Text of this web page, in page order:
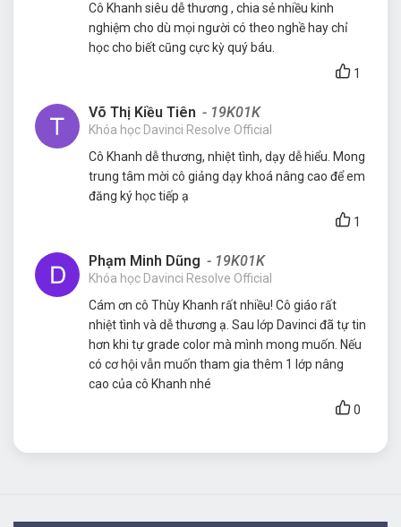
Cô Khanh siêu dễ thương , chia sẻ nhiều kinh
nghiệm cho dù mọi người có theo nghề hay chỉ
học cho biết cũng cực kỳ quý báu.
1
Võ Thị Kiều Tiên - 19K01K
Khóa học Davinci Resolve Official
Cô Khanh dễ thương, nhiệt tình, dạy dễ hiểu. Mong
trung tâm mời cô giảng dạy khoá nâng cao để em
đăng ký học tiếp ạ
1
Phạm Minh Dũng - 19K01K
Khóa học Davinci Resolve Official
Cám ơn cô Thùy Khanh rất nhiều! Cô giáo rất
nhiệt tình và dễ thương ạ. Sau lớp Davinci đã tự tin
hơn khi tự grade color mà mình mong muốn. Nếu
có cơ hội vẫn muốn tham gia thêm 1 lớp nâng
cao của cô Khanh nhé
0